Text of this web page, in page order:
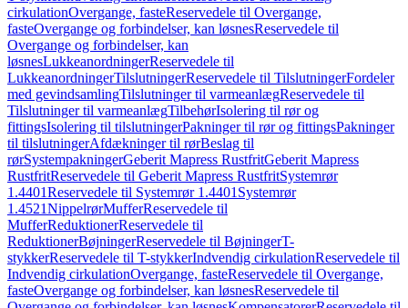
cirkulationOvergange, fasteReservedele til Overgange,
fasteOvergange og forbindelser, kan løsnesReservedele til
Overgange og forbindelser, kan
løsnesLukkeanordningerReservedele til
LukkeanordningerTilslutningerReservedele til TilslutningerFordeler
med gevindsamlingTilslutninger til varmeanlægReservedele til
Tilslutninger til varmeanlægTilbehørIsolering til rør og
fittingsIsolering til tilslutningerPakninger til rør og fittingsPakninger
til tilslutningerAfdækninger til rørBeslag til
rørSystempakningerGeberit Mapress RustfritGeberit Mapress
RustfritReservedele til Geberit Mapress RustfritSystemrør
1.4401Reservedele til Systemrør 1.4401 Systemrør
1.4521NippelrørMufferReservedele til
MufferReduktionerReservedele til
ReduktionerBøjningerReservedele til BøjningerT-
stykkerReservedele til T-stykkerIndvendig cirkulationReservedele til
Indvendig cirkulationOvergange, fasteReservedele til Overgange,
fasteOvergange og forbindelser, kan løsnesReservedele til